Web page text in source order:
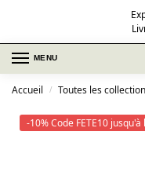
MENU
Accueil / Toutes les
-10% Code FETE10